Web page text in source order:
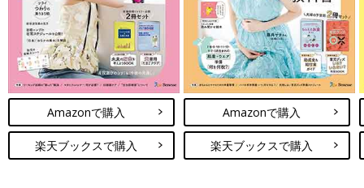
Amazonで購入
楽天ブックスで購入
Amazonで購入
楽天ブックスで購入